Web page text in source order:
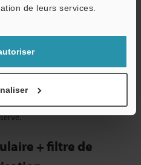
de leurs services.
circonférentielle en fonction du
de la cible peut être clairement
+ filtre de